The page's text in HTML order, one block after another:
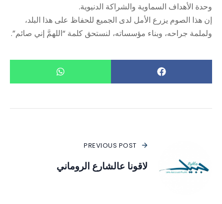
وحدة الأهداف السماوية والشراكة الدنيوية.
إن هذا الصوم يزرع الأمل لدى الجميع للحفاظ على هذا البلد،
ولملمة جراحه، وبناء مؤسساته، لنستحق كلمة “اللهمَّ إني صائم”.
PREVIOUS POST
لاقونا عالشارع الروماني